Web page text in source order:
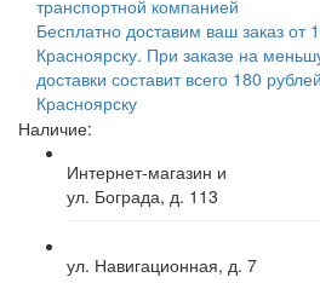
транспортной компанией
Бесплатно доставим ваш заказ от
Красноярску. При заказе на
доставки составит всего 180
Красноярску
Наличие:
Интернет-магазин и
ул. Бограда, д. 113
ул. Навигационная, д. 7